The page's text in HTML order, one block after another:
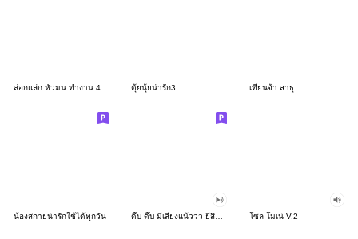
ล่อกแล่ก หัวมน ทำงาน 4 ตุ้ยนุ้ยน่ารัก3 เทียนจ้า สาธุ
น้องสกายน่ารักใช้ได้ทุกวัน ดึ๊บ ดึ๊บ มีเสียงแน้ววว ยี่สิบสอง โซล โมเน่ V.2